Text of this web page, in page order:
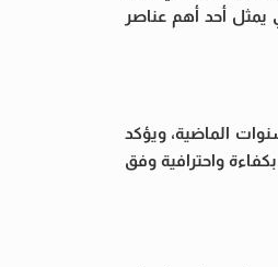
أحد أهم عناصر
الماضية، ويؤكد
واحترافية وفق